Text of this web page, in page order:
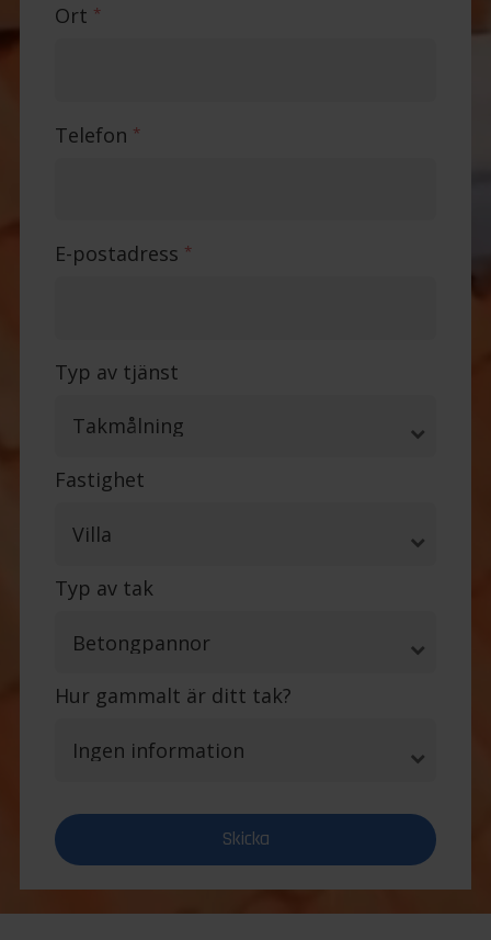
Ort *
Telefon *
E-postadress *
Typ av tjänst
Fastighet
Typ av tak
Hur gammalt är ditt tak?